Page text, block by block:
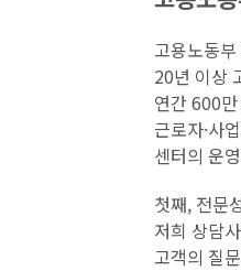
고용노동
20년 이상
연간 600
근로자·사
센터의 운
첫째, 전문
저희 상담
고객의 질